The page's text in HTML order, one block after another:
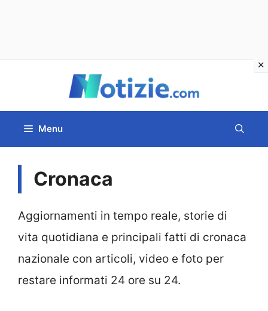
contenuto
Menu
Cronaca
Aggiornamenti in tempo reale, storie di
vita quotidiana e principali fatti di cronaca
nazionale con articoli, video e foto per
restare informati 24 ore su 24.